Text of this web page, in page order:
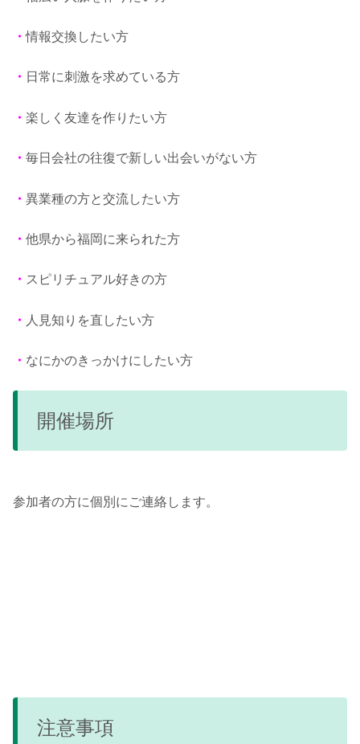
・情報交換したい方
・ 日常に刺激を求めている方
・ 楽しく友達を作りたい方
・ 毎日会社の往復で新しい出会いがない方
・ 異業種の方と交流したい方
・ 他県から福岡に来られた方
・ スピリチュアル好きの方
・ 人見知りを直したい方
・ なにかのきっかけにしたい方
開催場所
参加者の方に個別にご連絡します。
注意事項